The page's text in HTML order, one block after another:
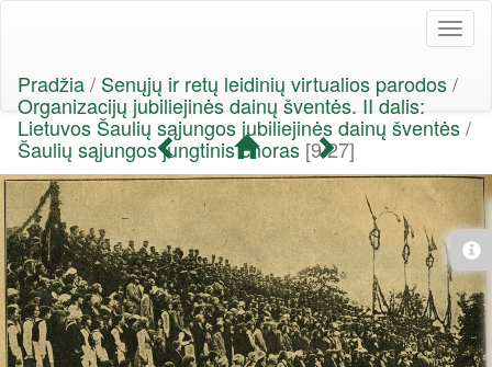
Pradžia/ Senųjų ir retų leidinių virtualios parodos/
Organizacijų jubiliejinės dainų šventės. II dalis:
Lietuvos Šaulių sąjungos jubiliejinės dainų šventės/
Šaulių sąjungos jungtinis choras [9/27]